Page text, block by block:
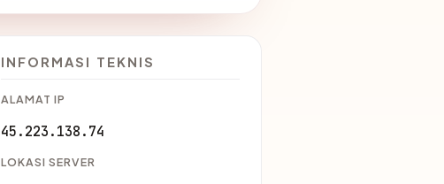
INFORMASI TEKNIS
ALAMAT IP
45.223.138.74
LOKASI SERVER